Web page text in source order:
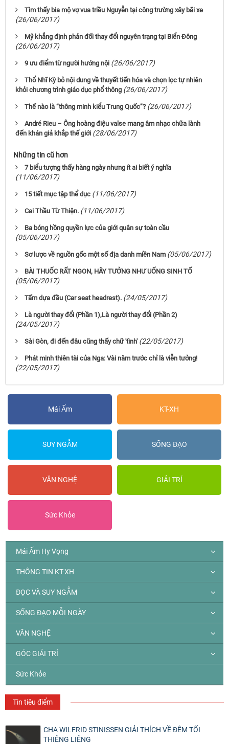
Tìm thấy bia mộ vợ vua triều Nguyễn tại công trường xây bãi xe
(26/06/2017)
Mỹ khẳng định phản đối thay đổi nguyên trạng tại Biển Đông
(26/06/2017)
9 ưu điểm từ người hướng nội (26/06/2017)
Thổ Nhĩ Kỳ bỏ nội dung về thuyết tiến hóa và chọn lọc tự nhiên
khỏi chương trình giáo dục phổ thông (26/06/2017)
Thế nào là “thông minh kiểu Trung Quốc”? (26/06/2017)
André Rieu – Ông hoàng điệu valse mang âm nhạc chữa lành
đến khán giả khắp thế giới (28/06/2017)
Những tin cũ hơn
7 biểu tượng thấy hàng ngày nhưng ít ai biết ý nghĩa
(11/06/2017)
15 tiết mục tập thể dục (11/06/2017)
Cai Thầu Từ Thiện. (11/06/2017)
Ba bóng hồng quyền lực của giới quân sự toàn cầu
(05/06/2017)
Sơ lược về nguồn gốc một số địa danh miền Nam (05/06/2017)
BÀI THUỐC RẤT NGON, HÃY TƯỞNG NHƯ UỐNG SINH TỐ
(05/06/2017)
Tấm dựa đầu (Car seat headrest). (24/05/2017)
Là người thay đổi (Phần 1),Là người thay đổi (Phần 2)
(24/05/2017)
Sài Gòn, đi đến đâu cũng thấy chữ 'tình' (22/05/2017)
Phát minh thiên tài của Nga: Vài năm trước chỉ là viễn tưởng!
(22/05/2017)
Mái Ấm KT-XH
SUY NGẪM SỐNG ĐẠO
VĂN NGHỆ GIẢI TRÍ
Sức Khỏe
Mái Ấm Hy Vọng
THÔNG TIN KT-XH
ĐỌC VÀ SUY NGẪM
SỐNG ĐẠO MỖI NGÀY
VĂN NGHỆ
GÓC GIẢI TRÍ
Sức Khỏe
Tin tiêu điểm
CHA WILFRID STINISSEN GIẢI THÍCH VỀ ĐÊM TỐI
THIÊNG LIÊNG